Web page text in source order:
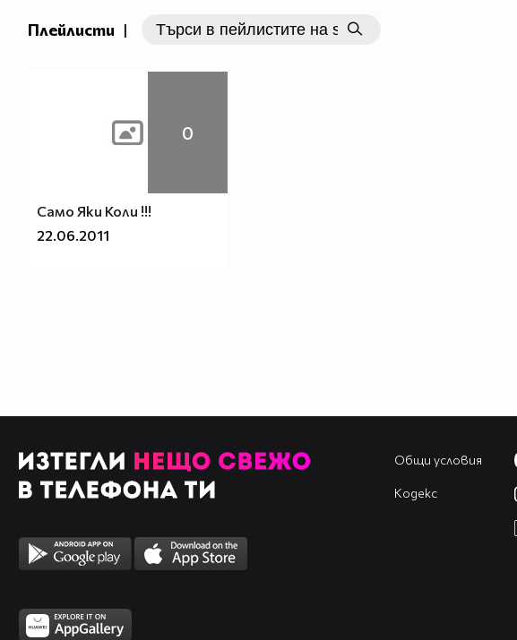
Плейлисти |
0
Само Яки Коли !!!
22.06.2011
Общи условия
Кодекс